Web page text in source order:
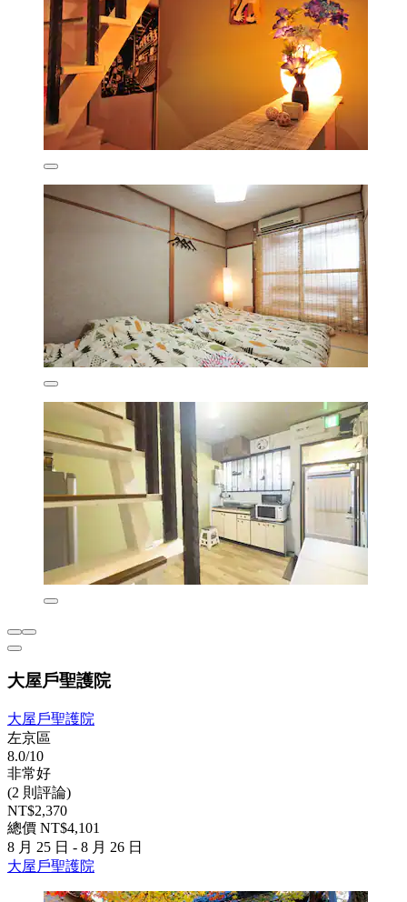
大屋戶聖護院
大屋戶聖護院
左京區
8.0/10
非常好
(2 則評論)
NT$2,370
總價 NT$4,101
8 月 25 日 - 8 月 26 日
大屋戶聖護院